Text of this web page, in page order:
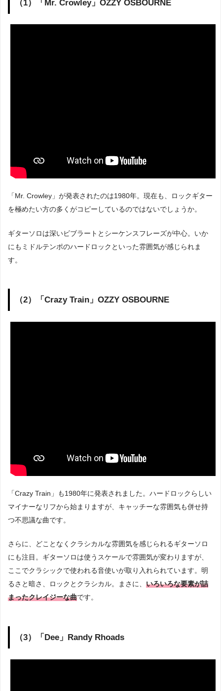
（1）「Mr. Crowley」OZZY OSBOURNE
「Mr. Crowley」が発表されたのは1980年。現在も、ロックギター
を極めたい方の多くがコピーしているのではないでしょうか。
ギターソロは深いビブラートとシーケンスフレーズが中心。いか
にもミドルテンポのハードロックといった雰囲気が感じられま
す。
（2）「Crazy Train」OZZY OSBOURNE
「Crazy Train」も1980年に発表されました。ハードロックらしい
マイナーなリフから始まりますが、キャッチーな雰囲気も併せ持
つ不思議な曲です。
さらに、どことなくクラシカルな雰囲気を感じられるギターソロ
にも注目。ギターソロは使うスケールで雰囲気が変わりますが、
ここでクラシックで使われる音使いが取り入れられています。明
るさと暗さ、ロックとクラシカル。まさに、 いろいろな要素が詰
まったクレイジーな曲です。
（3）「Dee」Randy Rhoads